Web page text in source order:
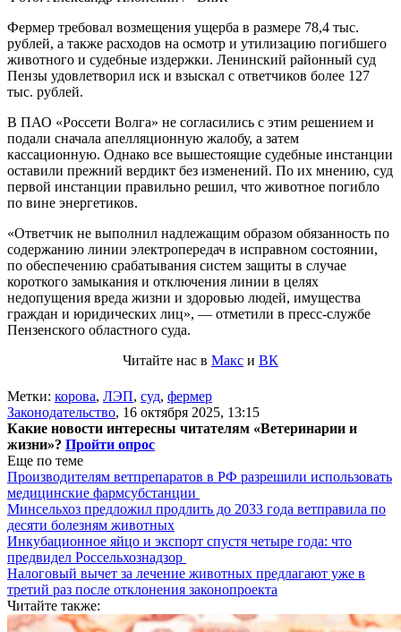
Фермер требовал возмещения ущерба в размере 78,4 тыс.
рублей, а также расходов на осмотр и утилизацию погибшего
животного и судебные издержки. Ленинский районный суд
Пензы удовлетворил иск и взыскал с ответчиков более 127
тыс. рублей.
В ПАО «Россети Волга» не согласились с этим решением и
подали сначала апелляционную жалобу, а затем
кассационную. Однако все вышестоящие судебные инстанции
оставили прежний вердикт без изменений. По их мнению, суд
первой инстанции правильно решил, что животное погибло
по вине энергетиков.
«Ответчик не выполнил надлежащим образом обязанность по
содержанию линии электропередач в исправном состоянии,
по обеспечению срабатывания систем защиты в случае
короткого замыкания и отключения линии в целях
недопущения вреда жизни и здоровью людей, имущества
граждан и юридических лиц», — отметили в пресс-службе
Пензенского областного суда.
Читайте нас в Макс и ВК
Метки: корова, ЛЭП, суд, фермер
Законодательство, 16 октября 2025, 13:15
Какие новости интересны читателям «Ветеринарии и
жизни»? Пройти опрос
Еще по теме
Производителям ветпрепаратов в РФ разрешили использовать
медицинские фармсубстанции
Минсельхоз предложил продлить до 2033 года ветправила по
десяти болезням животных
Инкубационное яйцо и экспорт спустя четыре года: что
предвидел Россельхознадзор
Налоговый вычет за лечение животных предлагают уже в
третий раз после отклонения законопроекта
Читайте также: